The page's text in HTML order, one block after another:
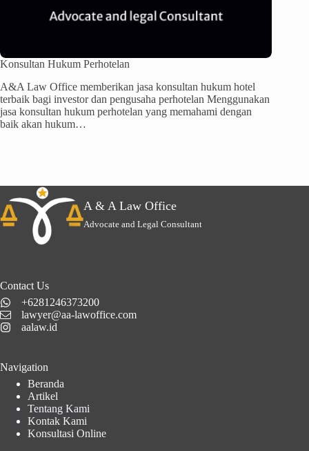
Konsultan Hukum Perhotelan
A&A Law Office memberikan jasa konsultan hukum hotel
terbaik bagi investor dan pengusaha perhotelan Menggunakan
jasa konsultan hukum perhotelan yang memahami dengan
baik akan hukum…
A & A Law Office
Advocate and Legal Consultant
Contact Us
+6281246373200
lawyer@aa-lawoffice.com
aalaw.id
Navigation
Beranda
Artikel
Tentang Kami
Kontak Kami
Konsultasi Online